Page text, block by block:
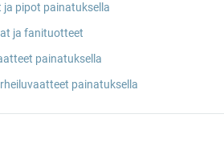
ja pipot painatuksella
ja fanituotteet
painatuksella
painatuksella